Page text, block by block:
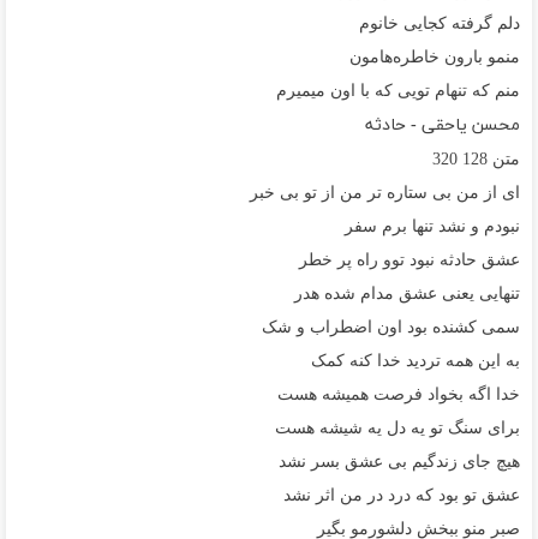
دلم گرفته کجایی خانوم
منمو بارون خاطره‌هامون
منم که تنهام تویی که با اون میمیرم
محسن یاحقی - حادثه
متن 128
320
ای از من بی ستاره تر من از تو بی خبر
نبودم و نشد تنها برم سفر
عشق حادثه نبود توو راه پر خطر
تنهایی یعنی عشق مدام شده هدر
سمی کشنده بود اون اضطراب و شک
به این همه تردید خدا کنه کمک
خدا اگه بخواد فرصت همیشه هست
برای سنگ تو یه دل یه شیشه هست
هیچ جای زندگیم بی عشق بسر نشد
عشق تو بود که درد در من اثر نشد
صبر منو ببخش دلشورمو بگیر